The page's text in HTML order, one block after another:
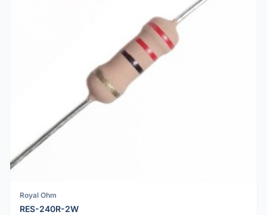
Royal Ohm
RES-240R-2W